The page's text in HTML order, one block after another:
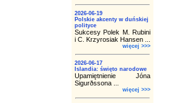
2026-06-19
Polskie akcenty w duńskiej
polityce
Sukcesy Polek M. Rubini
i C. Krzyrosiak Hansen ...
więcej >>>
2026-06-17
Islandia: święto narodowe
Upamiętnienie Jóna
Sigurðssona ...
więcej >>>